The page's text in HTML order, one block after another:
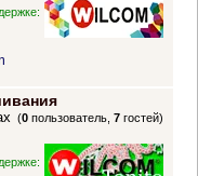
(0 пользователь,7 гостей)